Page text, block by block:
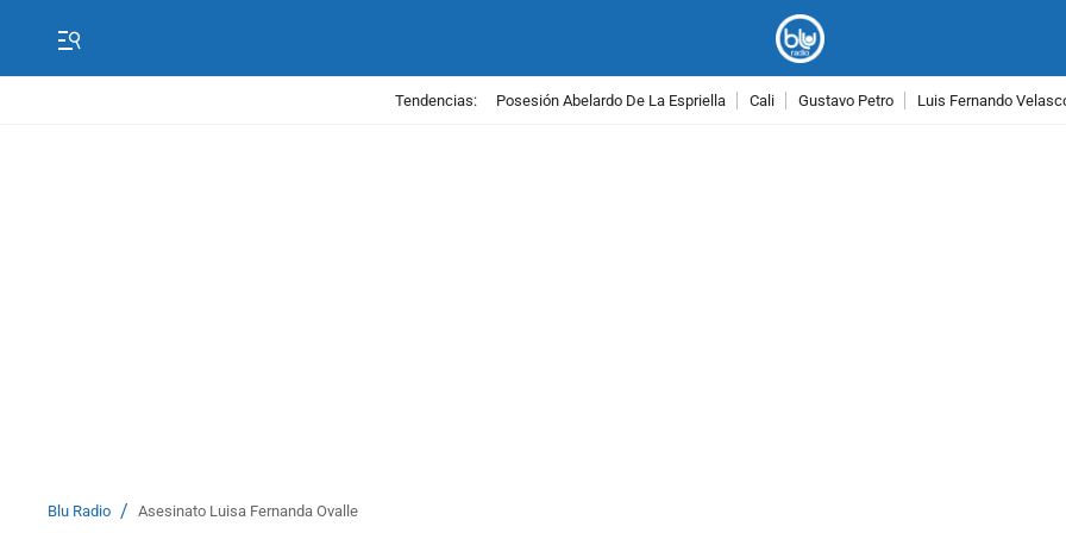
Tendencias: Posesión Abelardo De La Espriella Cali Gustavo Petro Luis Fernando
Blu Radio / Asesinato Luisa Fernanda Ovalle